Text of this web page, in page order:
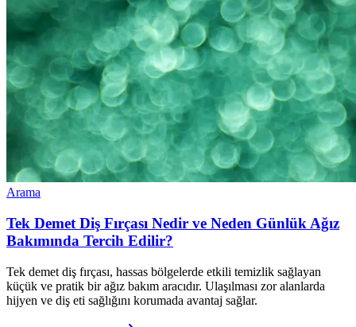
Arama
Tek Demet Diş Fırçası Nedir ve Neden Günlük Ağız
Bakımında Tercih Edilir?
Tek demet diş fırçası, hassas bölgelerde etkili temizlik sağlayan
küçük ve pratik bir ağız bakım aracıdır. Ulaşılması zor alanlarda
hijyen ve diş eti sağlığını korumada avantaj sağlar.